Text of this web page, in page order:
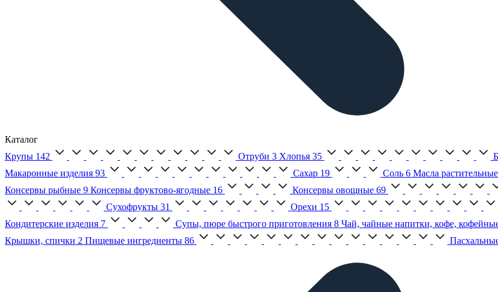
Каталог
Крупы 142 Отруби 3 Хлопья 35
Макаронные изделия 93 Сахар 19 Соль 6 Масла растительные
Консервы рыбные 9 Консервы фруктово-ягодные 16 Консервы овощные 69
Сухофрукты 31 Орехи 15
Кондитерские изделия 7 Супы, пюре быстрого приготовления 8 Чай, чайные напитки, кофе,
Крышки, спички 2 Пищевые ингредиенты 86